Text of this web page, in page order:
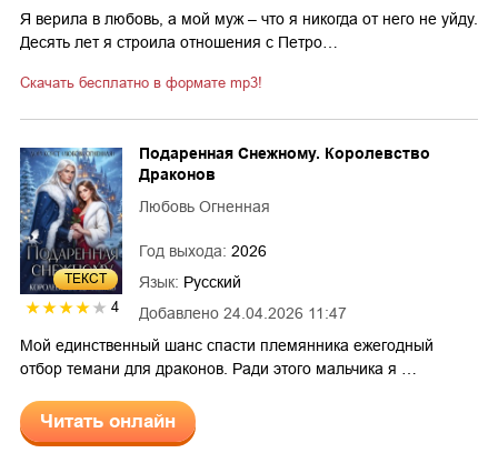
Я верила в любовь, а мой муж – что я никогда от него не уйду.
Десять лет я строила отношения с Петро…
Скачать бесплатно в формате mp3!
ТЕКСТ
4 Добавлено 24.04.2026 11:47
Подаренная Снежному. Королевство
Драконов
Любовь Огненная
Год выхода: 2026
Язык: Русский
Мой единственный шанс спасти племянника ежегодный
отбор темани для драконов. Ради этого мальчика я …
Читать онлайн